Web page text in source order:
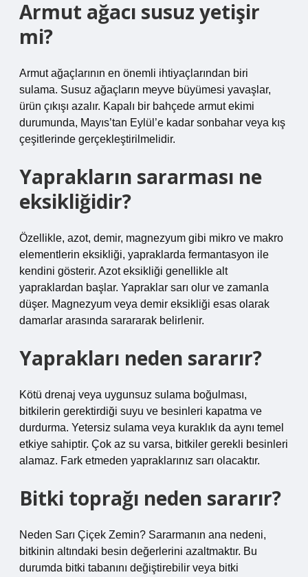
Armut ağacı susuz yetişir
mi?
Armut ağaçlarının en önemli ihtiyaçlarından biri
sulama. Susuz ağaçların meyve büyümesi yavaşlar,
ürün çıkışı azalır. Kapalı bir bahçede armut ekimi
durumunda, Mayıs’tan Eylül’e kadar sonbahar veya kış
çeşitlerinde gerçekleştirilmelidir.
Yaprakların sararması ne
eksikliğidir?
Özellikle, azot, demir, magnezyum gibi mikro ve makro
elementlerin eksikliği, yapraklarda fermantasyon ile
kendini gösterir. Azot eksikliği genellikle alt
yapraklardan başlar. Yapraklar sarı olur ve zamanla
düşer. Magnezyum veya demir eksikliği esas olarak
damarlar arasında sarararak belirlenir.
Yaprakları neden sararır?
Kötü drenaj veya uygunsuz sulama boğulması,
bitkilerin gerektirdiği suyu ve besinleri kapatma ve
durdurma. Yetersiz sulama veya kuraklık da aynı temel
etkiye sahiptir. Çok az su varsa, bitkiler gerekli besinleri
alamaz. Fark etmeden yapraklarınız sarı olacaktır.
Bitki toprağı neden sararır?
Neden Sarı Çiçek Zemin? Sararmanın ana nedeni,
bitkinin altındaki besin değerlerini azaltmaktır. Bu
durumda bitki tabanını değiştirebilir veya bitki